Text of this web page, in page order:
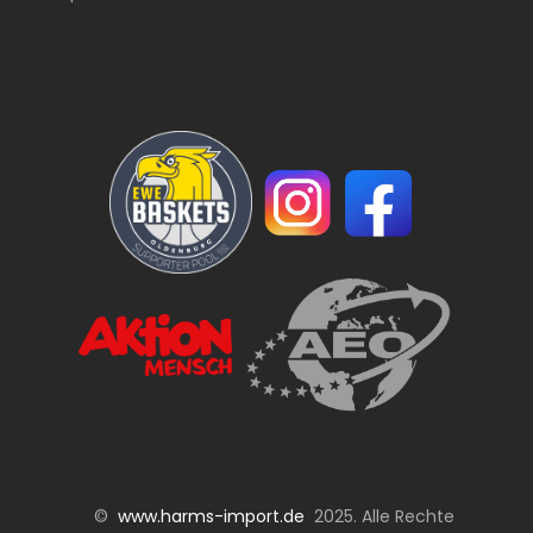
© www.harms-import.de 2025. Alle Rechte